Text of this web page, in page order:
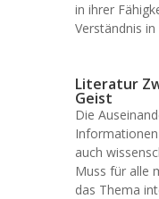
in ihrer
Verständnis
Literatur
Geist
Die
auch
Muss für alle
das Thema